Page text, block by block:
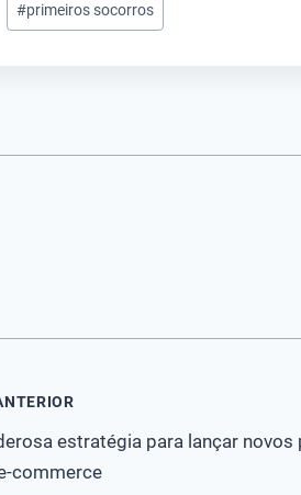
#primeiros socorros
estratégia para lançar novos
commerce